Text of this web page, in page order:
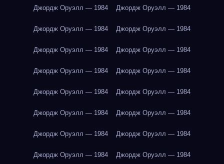
Джордж Оруэлл — 1984 Джордж Оруэлл — 1984
Джордж Оруэлл — 1984 Джордж Оруэлл — 1984
Джордж Оруэлл — 1984 Джордж Оруэлл — 1984
Джордж Оруэлл — 1984 Джордж Оруэлл — 1984
Джордж Оруэлл — 1984 Джордж Оруэлл — 1984
Джордж Оруэлл — 1984 Джордж Оруэлл — 1984
Джордж Оруэлл — 1984 Джордж Оруэлл — 1984
Джордж Оруэлл — 1984 Джордж Оруэлл — 1984